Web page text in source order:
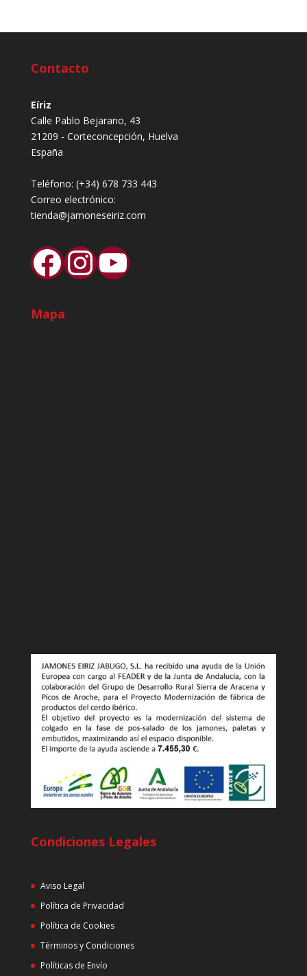
Contacto
Eíriz
Calle Pablo Bejarano, 43
21209 - Corteconcepción, Huelva
España
Teléfono: (+34) 678 733 443
Correo electrónico:
tienda@jamoneseiriz.com
Facebook
Instagram
YouTube
Mapa
Condiciones Legales
Aviso Legal
Política de Privacidad
Política de Cookies
Términos y Condiciones
Políticas de Envío